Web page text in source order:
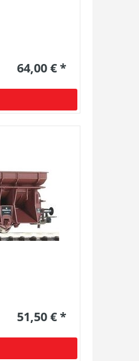
64,00 € *
51,50 € *